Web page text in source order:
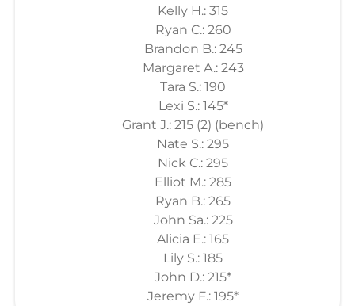
Kelly H.: 315
Ryan C.: 260
Brandon B.: 245
Margaret A.: 243
Tara S.: 190
Lexi S.: 145*
Grant J.: 215 (2) (bench)
Nate S.: 295
Nick C.: 295
Elliot M.: 285
Ryan B.: 265
John Sa.: 225
Alicia E.: 165
Lily S.: 185
John D.: 215*
Jeremy F.: 195*